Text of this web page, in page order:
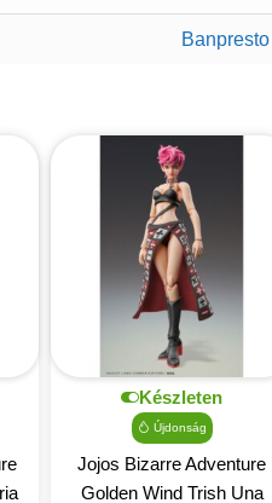
Banpresto
Készleten
Újdonság
Jojos Bizarre Adventure
Golden Wind Trish Una